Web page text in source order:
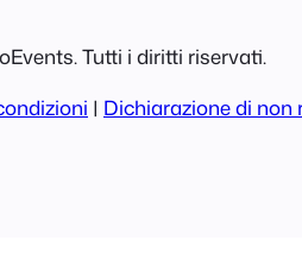
Tutti i diritti riservati.
| Dichiarazione di non